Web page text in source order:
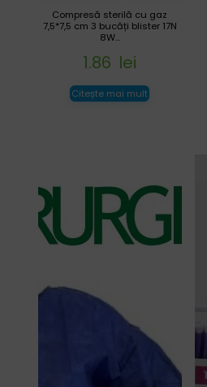
Compresă sterilă cu gaz
7,5*7,5 cm 3 bucăți blister 17N
8W...
1.86 lei
Citește mai mult